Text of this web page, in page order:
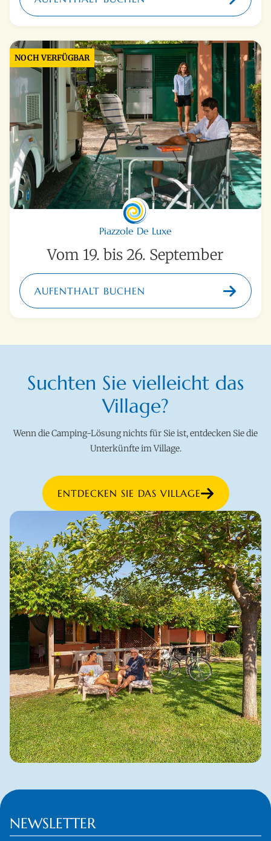
NOCH VERFÜGBAR
Piazzole De Luxe
Vom 19. bis 26. September
AUFENTHALT BUCHEN
Suchten Sie vielleicht das
Village?
Wenn die Camping-Lösung nichts für Sie ist, entdecken Sie die
Unterkünfte im Village.
ENTDECKEN SIE DAS VILLAGE
NEWSLETTER